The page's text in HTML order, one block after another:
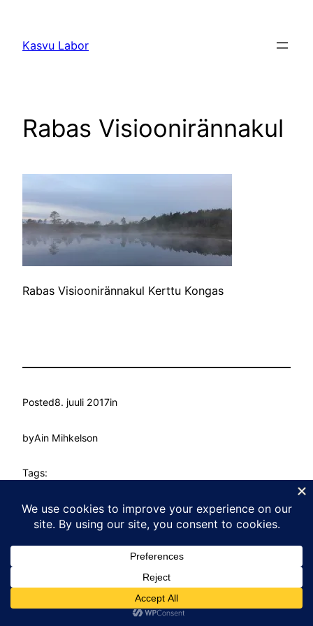
juurde
Kasvu Labor
Rabas Visioonirännakul
Rabas Visioonirännakul Kerttu Kongas
Posted8. juuli 2017in
byAin Mihkelson
Tags:
Kasvu Labor Proudly powered by WordPress